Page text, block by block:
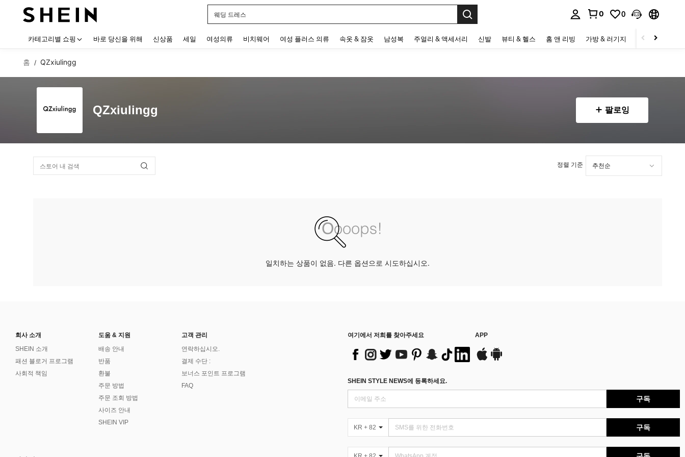
웨딩 드레스
0 0
카테고리별 쇼핑 바로 당신을 위해 신상품 세일 여성의류 비치웨어 여성 플러스 의류 속옷 & 잠옷 남성복 주얼리 & 액세서리 신발 뷰티 & 헬스 홈 앤 리빙 가방 & 러기지 스포츠 & 아웃
홈 / QZxiulingg
QZxiulingg 팔로잉
정렬 기준
일치하는 상품이 없음. 다른 옵션으로 시도하십시오.
회사 소개
SHEIN 소개
패션 블로거 프로그램
사회적 책임
도움 & 지원
배송 안내
반품
환불
주문 방법
주문 조회 방법
사이즈 안내
SHEIN VIP
고객 관리
연락하십시오.
결제 수단 :
보너스 포인트 프로그램
FAQ
여기에서 저희를 찾아주세요 APP
SHEIN STYLE NEWS에 등록하세요.
구독
KR + 82 구독